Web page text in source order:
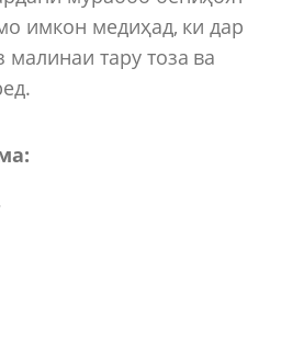
имкон медиҳад, ки дар
тару тоза ва